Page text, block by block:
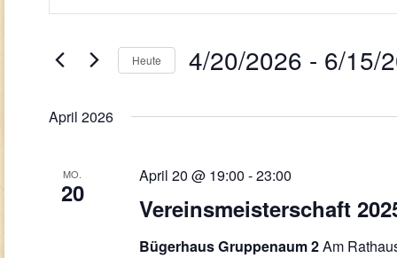
Navigation
Veranstaltungen
Schlüsselwort.
Heute 4/20/2026 - 6/15/
April 2026
MO.
20
Vereinsmeisterschaft
April 20 @ 19:00-23:00
Bügerhaus Gruppenaum 2Am